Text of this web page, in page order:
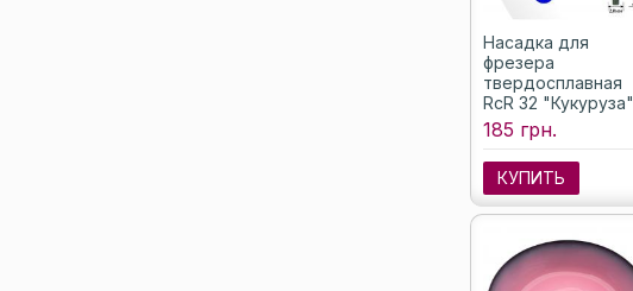
Насадка для
фрезера
твердосплавная
RcR 32 "Кукуруза"
(насечка синяя), 6
мм
185 грн.
КУПИТЬ